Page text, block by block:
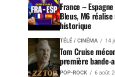
France –
Bleus, M6
historique
TÉLÉ / CINÉMA 14
Tom Cruise
première bande-
POP-ROCK 6 août